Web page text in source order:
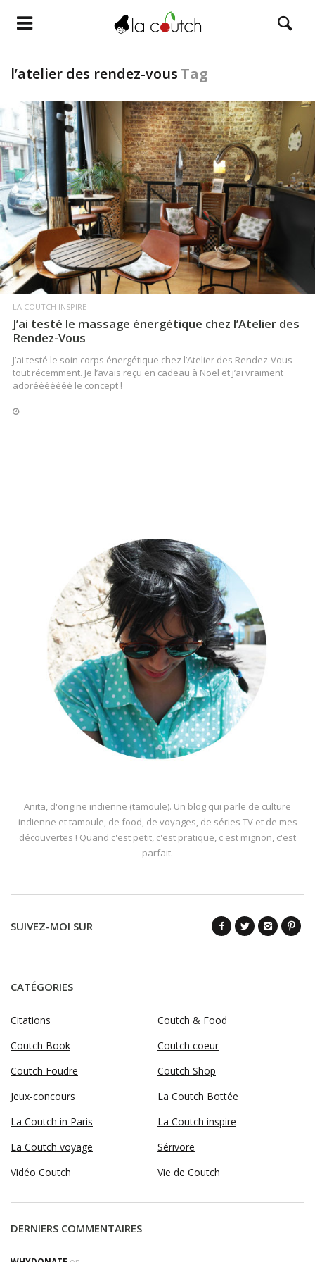
l’atelier des rendez-vous Tag
LIRE LA SUITE
LA COUTCH INSPIRE
J’ai testé le massage énergétique chez l’Atelier des
Rendez-Vous
J’ai testé le soin corps énergétique chez l’Atelier des Rendez-Vous
tout récemment. Je l’avais reçu en cadeau à Noël et j’ai vraiment
adorééééééé le concept !
Anita, d'origine indienne (tamoule). Un blog qui parle de culture
indienne et tamoule, de food, de voyages, de séries TV et de mes
découvertes ! Quand c'est petit, c'est pratique, c'est mignon, c'est
parfait.
SUIVEZ-MOI SUR
CATÉGORIES
Citations
Coutch & Food
Coutch Book
Coutch coeur
Coutch Foudre
Coutch Shop
Jeux-concours
La Coutch Bottée
La Coutch in Paris
La Coutch inspire
La Coutch voyage
Sérivore
Vidéo Coutch
Vie de Coutch
DERNIERS COMMENTAIRES